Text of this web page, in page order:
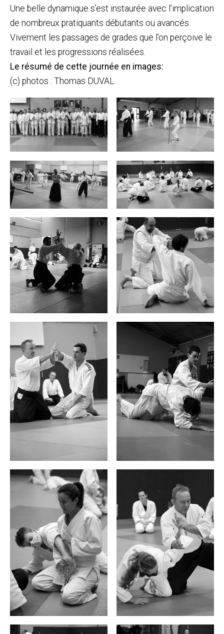
Une belle dynamique s’est instaurée avec l’implication
de nombreux pratiquants débutants ou avancés.
Vivement les passages de grades que l’on perçoive le
travail et les progressions réalisées.
Le résumé de cette journée en images:
(c) photos : Thomas DUVAL